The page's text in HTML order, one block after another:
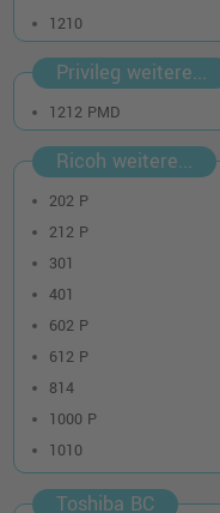
1210
Privileg weitere...
1212 PMD
Ricoh weitere...
202 P
212 P
301
401
602 P
612 P
814
1000 P
1010
Toshiba BC